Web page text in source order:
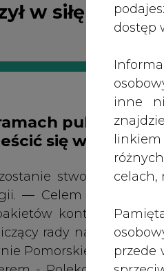
dostęp
inne
celach,
przede
w siłę wiatru
publicznej
się w
stworzona
— Celem emisji jest
kontrolnych
rady nadzorczej
Pomorskie, Elkop